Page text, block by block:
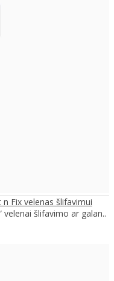
Fix velenas šlifavimui
velenai šlifavimo ar galan..